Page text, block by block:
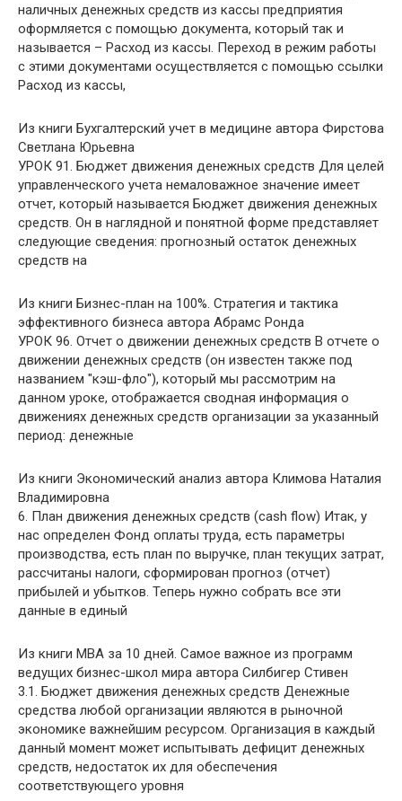
наличных денежных средств из кассы предприятия
оформляется с помощью документа, который так и
называется – Расход из кассы. Переход в режим работы
с этими документами осуществляется с помощью ссылки
Расход из кассы,
Из книги Бухгалтерский учет в медицине автора Фирстова
Светлана Юрьевна
УРОК 91. Бюджет движения денежных средств Для целей
управленческого учета немаловажное значение имеет
отчет, который называется Бюджет движения денежных
средств. Он в наглядной и понятной форме представляет
следующие сведения: прогнозный остаток денежных
средств на
Из книги Бизнес-план на 100%. Стратегия и тактика
эффективного бизнеса автора Абрамс Ронда
УРОК 96. Отчет о движении денежных средств В отчете о
движении денежных средств (он известен также под
названием "кэш-фло"), который мы рассмотрим на
данном уроке, отображается сводная информация о
движениях денежных средств организации за указанный
период: денежные
Из книги Экономический анализ автора Климова Наталия
Владимировна
6. План движения денежных средств (cash flow) Итак, у
нас определен Фонд оплаты труда, есть параметры
производства, есть план по выручке, план текущих затрат,
рассчитаны налоги, сформирован прогноз (отчет)
прибылей и убытков. Теперь нужно собрать все эти
данные в единый
Из книги МВА за 10 дней. Самое важное из программ
ведущих бизнес-школ мира автора Силбигер Стивен
3.1. Бюджет движения денежных средств Денежные
средства любой организации являются в рыночной
экономике важнейшим ресурсом. Организация в каждый
данный момент может испытывать дефицит денежных
средств, недостаток их для обеспечения
соответствующего уровня